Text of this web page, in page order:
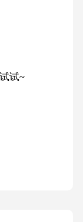
试~